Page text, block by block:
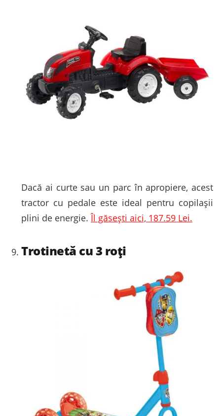
Dacă ai curte sau un parc în apropiere, acest
tractor cu pedale este ideal pentru copilașii
plini de energie.Îl găsești aici, 187.59 Lei.
Trotinetă cu 3 roți